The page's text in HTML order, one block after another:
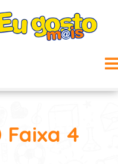
Faixa 4